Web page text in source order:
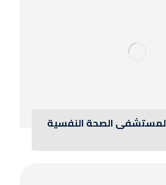
لمستشفى الصحة النفسية